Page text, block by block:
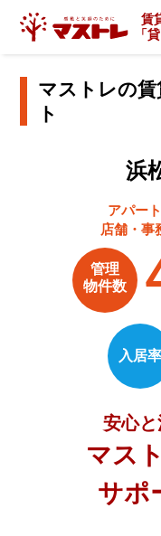
賃
「
マストレの賃
ト
浜
アパー
店舗・事
管理
物件数
入居率
安心
マス
サポ